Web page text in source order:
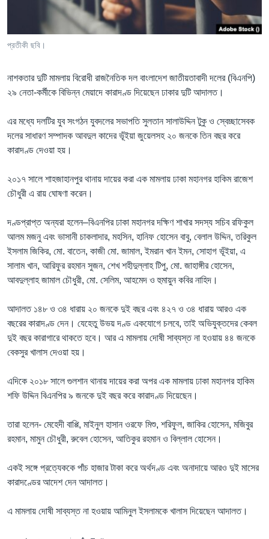
Learning English
FOLLOW US
প্রতীকী ছবি।
নাশকতার দুটি মামলায় বিরোধী রাজনৈতিক দল বাংলাদেশ জাতীয়তাবাদী দলের (বিএনপি)
২৯ নেতা-কর্মীকে বিভিন্ন মেয়াদে কারাদণ্ড দিয়েছেন ঢাকার দুটি আদালত।
এর মধ্যে দলটির যুব সংগঠন যুবদলের সভাপতি সুলতান সালাউদ্দিন টুকু ও স্বেচ্ছাসেবক
দলের সাধারণ সম্পাদক আবদুল কাদের ভূঁইয়া জুয়েলসহ ২০ জনকে তিন বছর করে
কারাদণ্ড দেওয়া হয়।
২০১৭ সালে শাহজাহানপুর থানায় দায়ের করা এক মামলায় ঢাকা মহানগর হাকিম রাজেশ
চৌধুরী এ রায় ঘোষণা করেন।
দণ্ডপ্রাপ্ত অন্যরা হলেন–বিএনপির ঢাকা মহানগর দক্ষিণ শাখার সদস্য সচিব রফিকুল
আলম মজনু এবং ভাসানী চাকলাদার, মহসিন, হানিফ হোসেন বাবু, বেলাল উদ্দিন, তরিকুল
ইসলাম জিকির, মো. বাতেন, কাজী মো. জামাল, ইমরান খান ইমন, সোহাগ ভূঁইয়া, এ
সালাম খান, আরিফুর রহমান সুজন, শেখ শহীদুল্লাহ টিপু, মো. জাহাঙ্গীর হোসেন,
আবদুল্লাহ জামাল চৌধুরী, মো. সেলিম, আহমেদ ও হুমায়ুন কবির নাহিদ।
আদালত ১৪৮ ও ৩৪ ধারায় ২০ জনকে দুই বছর এবং ৪২৭ ও ৩৪ ধারায় আরও এক
বছরের কারাদণ্ড দেন। যেহেতু উভয় দণ্ড একযোগে চলবে, তাই অভিযুক্তদের কেবল
দুই বছর কারাগারে থাকতে হবে। আর এ মামলায় দোষী সাব্যস্ত না হওয়ায় ৪৪ জনকে
বেকসুর খালাস দেওয়া হয়।
এদিকে ২০১৮ সালে গুলশান থানায় দায়ের করা অপর এক মামলায় ঢাকা মহানগর হাকিম
শফি উদ্দিন বিএনপির ৯ জনকে দুই বছর করে কারাদণ্ড দিয়েছেন।
তারা হলেন- মেহেদী বাপ্পি, মাইনুল হাসান ওরফে মিশু, শরিফুল, জাকির হোসেন, মজিবুর
রহমান, মামুন চৌধুরী, রুবেল হোসেন, আতিকুর রহমান ও বিল্লাল হোসেন।
একই সঙ্গে প্রত্যেককে পাঁচ হাজার টাকা করে অর্থদণ্ড এবং অনাদায়ে আরও দুই মাসের
কারাদণ্ডের আদেশ দেন আদালত।
এ মামলায় দোষী সাব্যস্ত না হওয়ায় আমিনুল ইসলামকে খালাস দিয়েছেন আদালত।